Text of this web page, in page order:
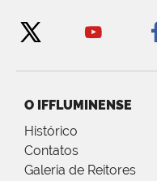
O IFFLUMINENSE
Histórico
Contatos
Galeria de Reitores